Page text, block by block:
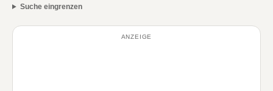
Suche eingrenzen
ANZEIGE